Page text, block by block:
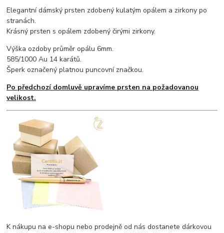
Elegantní dámský prsten zdobený kulatým opálem a zirkony po
stranách.
Krásný prsten s opálem zdobený čirými zirkony.
Výška ozdoby průměr opálu 6mm.
585/1000 Au 14 karátů.
Šperk označený platnou puncovní značkou.
Po předchozí domluvě upravíme prsten na požadovanou
velikost.
K nákupu na e-shopu nebo prodejně od nás dostanete dárkovou